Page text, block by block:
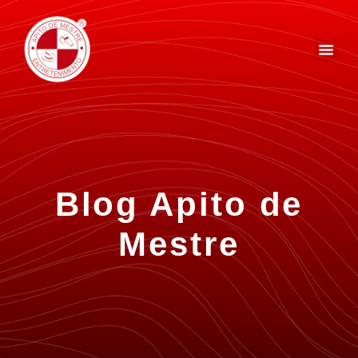
Blog Apito de
Mestre